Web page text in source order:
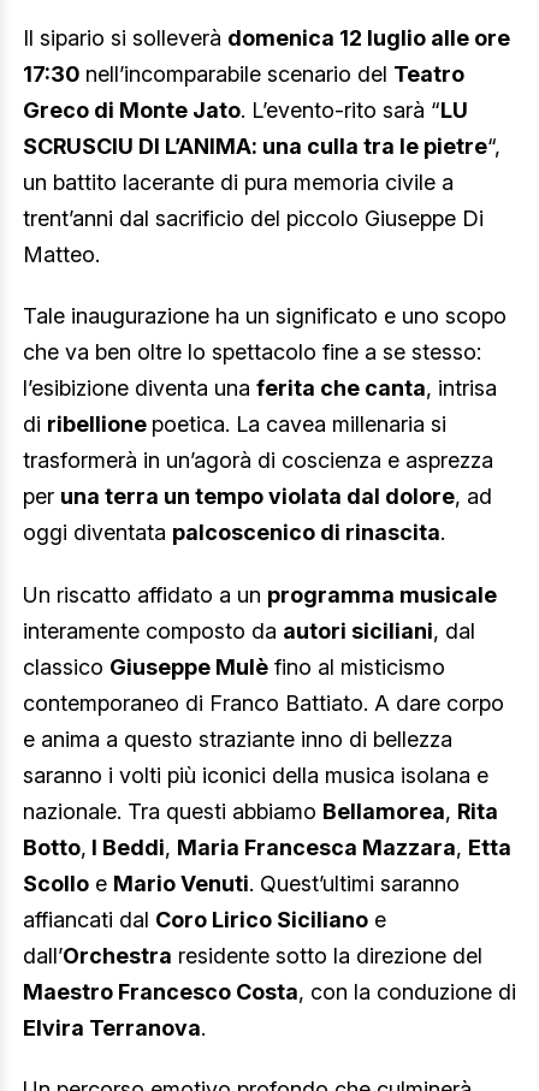
Il sipario si solleverà domenica 12 luglio alle ore
17:30 nell’incomparabile scenario del Teatro
Greco di Monte Jato. L’evento-rito sarà “LU
SCRUSCIU DI L’ANIMA: una culla tra le pietre“,
un battito lacerante di pura memoria civile a
trent’anni dal sacrificio del piccolo Giuseppe Di
Matteo.
Tale inaugurazione ha un significato e uno scopo
che va ben oltre lo spettacolo fine a se stesso:
l’esibizione diventa una ferita che canta, intrisa
di ribellione poetica. La cavea millenaria si
trasformerà in un’agorà di coscienza e asprezza
per una terra un tempo violata dal dolore, ad
oggi diventata palcoscenico di rinascita.
Un riscatto affidato a un programma musicale
interamente composto da autori siciliani, dal
classico Giuseppe Mulè fino al misticismo
contemporaneo di Franco Battiato. A dare corpo
e anima a questo straziante inno di bellezza
saranno i volti più iconici della musica isolana e
nazionale. Tra questi abbiamo Bellamorea, Rita
Botto, I Beddi, Maria Francesca Mazzara, Etta
Scollo e Mario Venuti. Quest’ultimi saranno
affiancati dal Coro Lirico Siciliano e
dall’Orchestra residente sotto la direzione del
Maestro Francesco Costa, con la conduzione di
Elvira Terranova.